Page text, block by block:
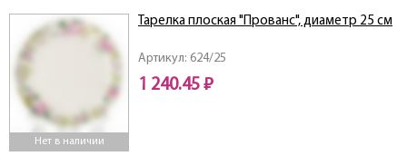
Нет в наличии
Артикул: 624/25
Тарелка плоская "Прованс", диаметр 25 см
1 240.45 ₽